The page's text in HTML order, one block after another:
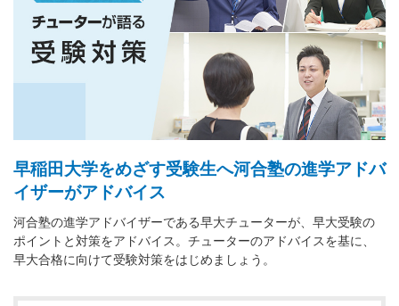
早稲田大学をめざす受験生へ河合塾の進学アドバ
イザーがアドバイス
河合塾の進学アドバイザーである早大チューターが、早大受験の
ポイントと対策をアドバイス。チューターのアドバイスを基に、
早大合格に向けて受験対策をはじめましょう。